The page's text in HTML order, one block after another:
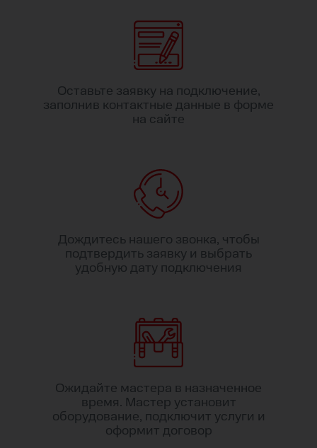
Оставьте заявку на подключение,
заполнив контактные данные в форме
на сайте
Дождитесь нашего звонка, чтобы
подтвердить заявку и выбрать
удобную дату подключения
Ожидайте мастера в назначенное
время. Мастер установит
оборудование, подключит услуги и
оформит договор